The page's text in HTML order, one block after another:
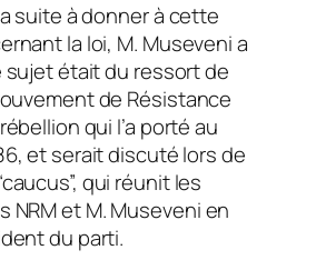
suite à donner à cette
la loi, M. Museveni a
sujet était du ressort de
de Résistance
qui l’a porté au
et serait discuté lors de
qui réunit les
NRM et M. Museveni en
du parti.